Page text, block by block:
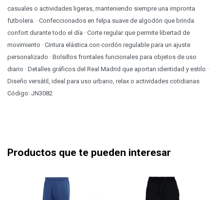
casuales o actividades ligeras, manteniendo siempre una impronta
futbolera. · Confeccionados en felpa suave de algodón que brinda
confort durante todo el día · Corte regular que permite libertad de
movimiento · Cintura elástica con cordón regulable para un ajuste
personalizado · Bolsillos frontales funcionales para objetos de uso
diario · Detalles gráficos del Real Madrid que aportan identidad y estilo ·
Diseño versátil, ideal para uso urbano, relax o actividades cotidianas
Código: JN3082
Productos que te pueden interesar